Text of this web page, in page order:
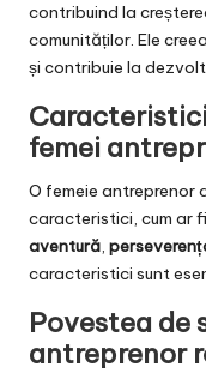
contribuind la
comunităților. Ele
și contribuie la
femei
O femeie antreprenor
caracteristici, cum ar
aventură,
caracteristici sunt
Povestea de
antreprenor